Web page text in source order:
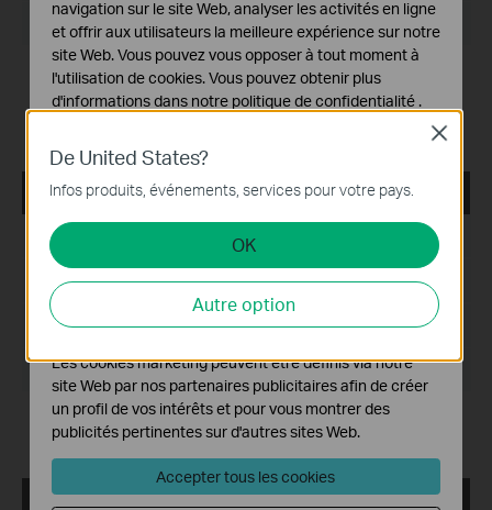
Système d'Exploitation: Mac OS 12.5
Modification and bug fixes:
Newly support the G.hn products like
PG2400P/PG2405P/PG1200;
tpPLC_ Utility _Windows 7/8/8.1/10/11
Date de publication: 2022-06-27
Langue:Multi-langues
Taille du fichier:72.37 MB
Système d'Exploitation: Windows 7/8/8.1/10/11
Modification and bug fixes:
Compatible with the new G.hn PLC models
tpPLC_ Utility _Windows 7/8/8.1/10/11
De United States?
Infos produits, événements, services pour votre pays.
OK
Autre option
Close
navigation sur le site Web, analyser les activités en ligne
et offrir aux utilisateurs la meilleure expérience sur notre
site Web. Vous pouvez vous opposer à tout moment à
l'utilisation de cookies. Vous pouvez obtenir plus
d'informations dans notre politique de confidentialité .
Ces cookies sont nécessaires au fonctionnement du
site Web et ne peuvent pas être désactivés dans vos
Cookies d'analyse et marketing
Les cookies d'analyse nous permettent d'analyser vos
activités sur notre site Web pour améliorer et ajuster les
fonctionnalités de notre site Web.
Les cookies marketing peuvent être définis via notre
site Web par nos partenaires publicitaires afin de créer
un profil de vos intérêts et pour vous montrer des
publicités pertinentes sur d'autres sites Web.
Accepter tous les cookies